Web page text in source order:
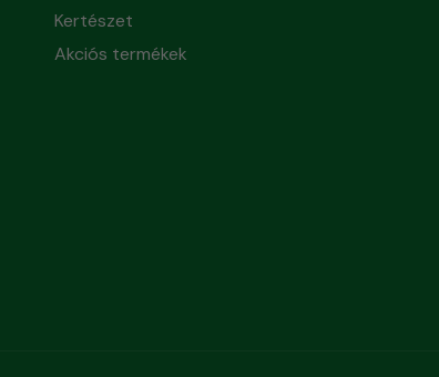
Kertészet
Akciós termékek